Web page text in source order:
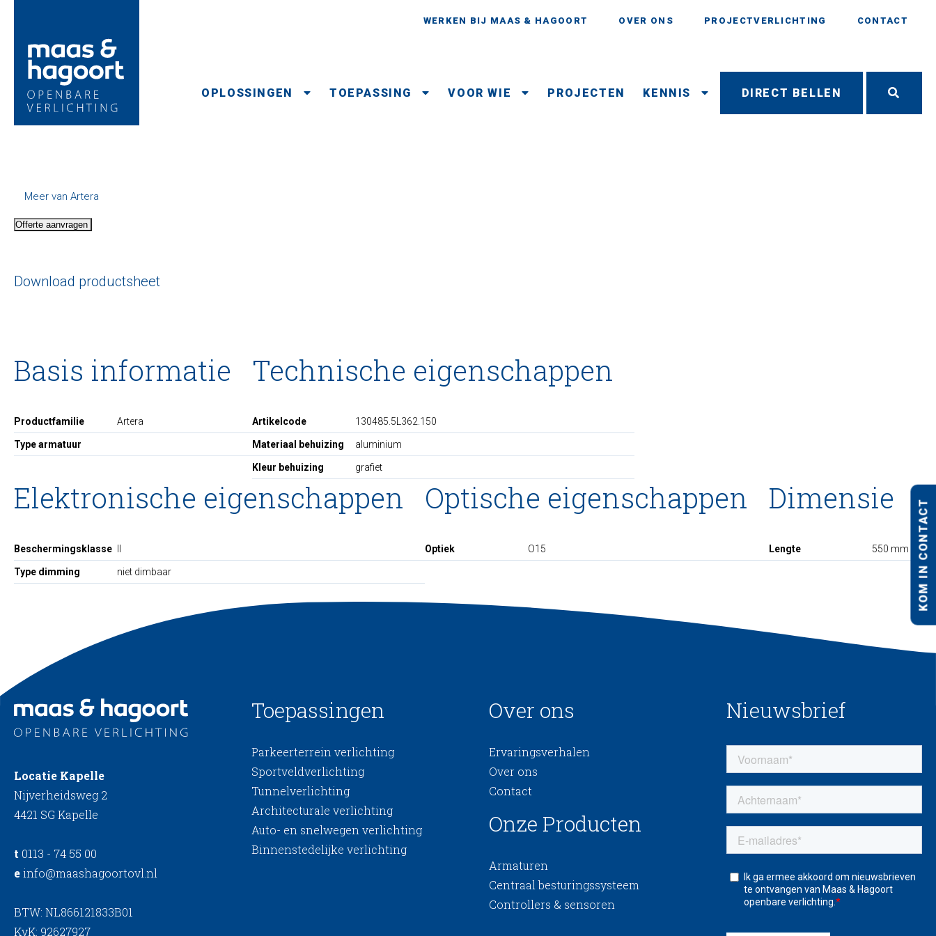
KOM IN CONTACT
WERKEN BIJ MAAS & HAGOORT OVER ONS PROJECTVERLICHTING CONTACT
OPLOSSINGEN TOEPASSING VOOR WIE PROJECTEN KENNIS DIRECT BELLEN
Meer van Artera
Offerte aanvragen
Download productsheet
Basis informatie
Productfamilie Artera
Type armatuur
Technische eigenschappen
Artikelcode 130485.5L362.150
Materiaal behuizing aluminium
Kleur behuizing grafiet
Elektronische eigenschappen
Beschermingsklasse
Type dimming niet dimbaar
Optische eigenschappen
Optiek O15
Dimensie
Lengte 550 mm
Locatie Kapelle
Nijverheidsweg 2
4421 SG Kapelle
t 0113 - 74 55 00
einfo@maashagoortovl.nl
BTW: NL866121833B01
KvK: 92627927
Toepassingen
Parkeerterrein verlichting
Sportveldverlichting
Tunnelverlichting
Architecturale verlichting
Auto- en snelwegen verlichting
Binnenstedelijke verlichting
Over ons
Ervaringsverhalen
Over ons
Contact
Onze Producten
Armaturen
Centraal besturingssysteem
Controllers & sensoren
Nieuwsbrief